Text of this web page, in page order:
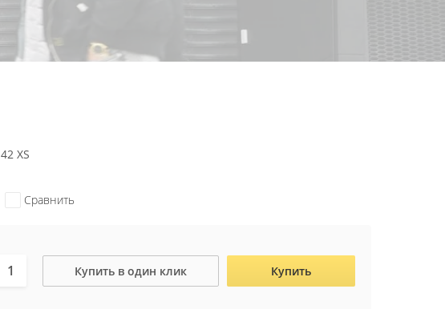
42 XS
Сравнить
Купить в один клик Купить